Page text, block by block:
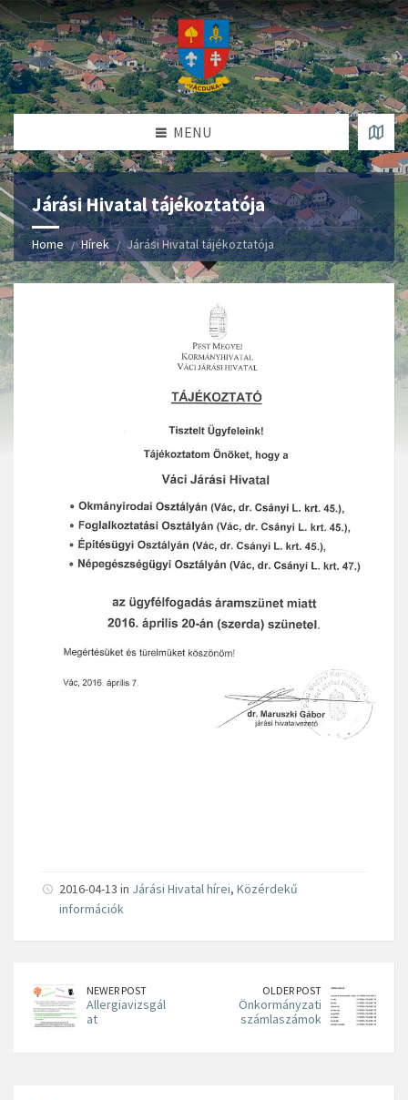
MENU
Járási Hivatal tájékoztatója
Home Hírek Járási Hivatal tájékoztatója
2016-04-13 in Járási Hivatal hírei, Közérdekű
információk
NEWER POST
Allergiavizsgál
at
OLDER POST
Önkormányzati
számlaszámok